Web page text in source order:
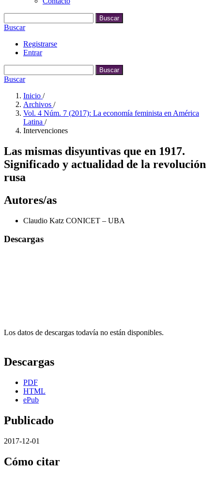
Buscar
Buscar
Registrarse
Entrar
Buscar
Buscar
Inicio /
Archivos /
Vol. 4 Núm. 7 (2017): La economía feminista en América
Latina /
Intervenciones
Las mismas disyuntivas que en 1917.
Significado y actualidad de la revolución
rusa
Autores/as
Claudio Katz CONICET – UBA
Descargas
Los datos de descargas todavía no están disponibles.
Descargas
PDF
HTML
ePub
Publicado
2017-12-01
Cómo citar